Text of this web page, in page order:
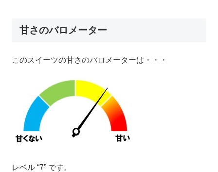
甘さのバロメーター
このスイーツの甘さのバロメーターは・・・
レベル “7” です。